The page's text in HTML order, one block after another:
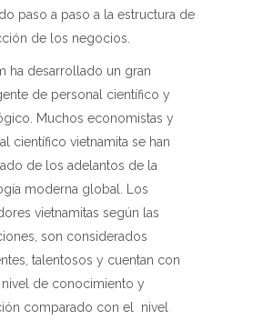
paso a paso a la estructura de
de los negocios.
ha desarrollado un gran
de personal científico y
Muchos economistas y
científico vietnamita se han
de los adelantos de la
moderna global. Los
vietnamitas según las
son considerados
talentosos y cuentan con
nivel de conocimiento y
comparado con el
nivel